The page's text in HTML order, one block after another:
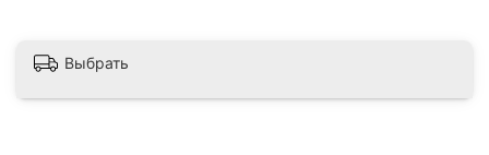
Выбрать